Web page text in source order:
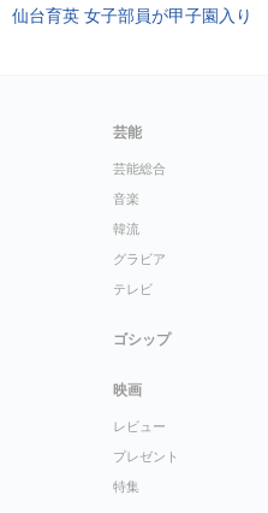
仙台育英 女子部員が甲子園入り
芸能
芸能総合
音楽
韓流
グラビア
テレビ
ゴシップ
映画
レビュー
プレゼント
特集